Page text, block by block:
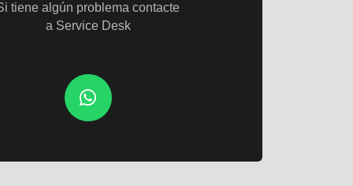
tiene algún problema contacte
a Service Desk